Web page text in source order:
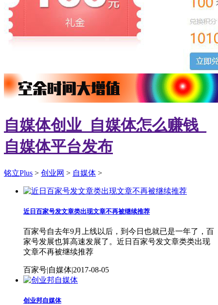
自媒体创业_自媒体怎么赚钱_
自媒体平台发布
铭立Plus > 创业网 > 自媒体 >
近日百家号发文章类出现文章不再被继续推荐
百家号自去年9月上线以后，到今日也就已是一年了，百
家号发展也算高速发展了。近日百家号发文章类类出现
文章不再被继续推荐
百家号|自媒体|2017-08-05
创业邦自媒体